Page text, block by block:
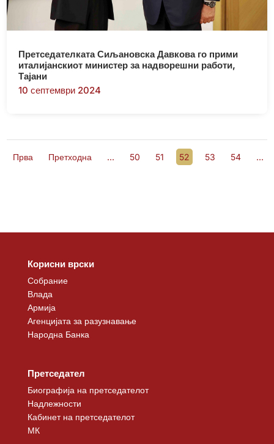
Претседателката Сиљановска Давкова го прими
италијанскиот министер за надворешни работи,
Тајани
10 септември 2024
Прва Претходна ... 50 51 52 53 54 ...
Корисни врски
Собрание
Влада
Армија
Агенцијата за разузнавање
Народна Банка
Претседател
Биографија на претседателот
Надлежности
Кабинет на претседателот
МК